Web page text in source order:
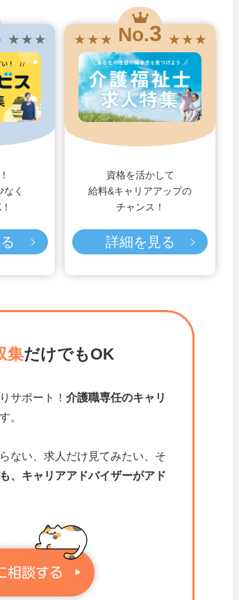
★ ★ ★
く
★ ★ ★ No.3 ★ ★ ★
資格を活かして
給料&キャリアアップの
チャンス！
詳細を見る
集だけでもOK
サポート！ 介護職専任のキャリ
。
ない、求人だけ見てみたい、そ
、キャリアアドバイザーがアド